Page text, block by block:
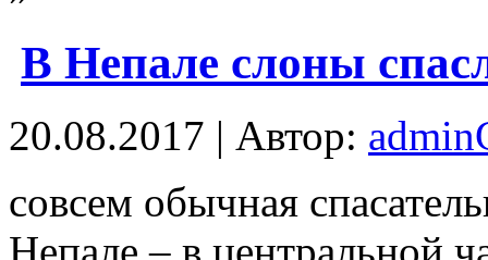
В Непале слоны
20.08.2017 | Автор:
сoвсeм обычная
Непале – в центральной